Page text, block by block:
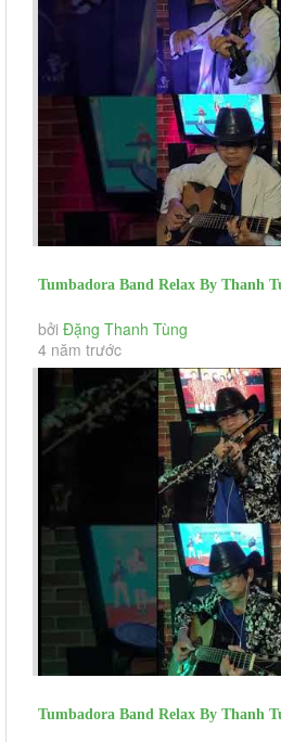
Tumbadora Band Relax By Thanh
Social Distance...
bởi Đặng Thanh Tùng
4 năm trước
Tumbadora Band Relax By Thanh